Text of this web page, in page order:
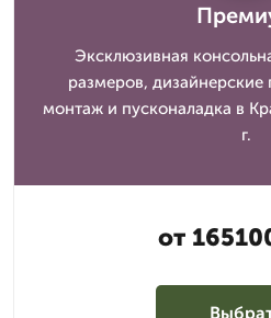
Эксклюзивная
размеров,
монтаж и пусконаладка в
г.
от